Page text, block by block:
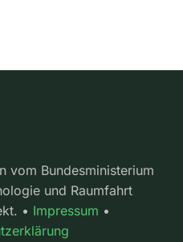
vom Bundesministerium
und Raumfahrt
• Impressum •